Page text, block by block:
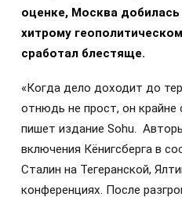
оценке, Москва добилась
хитрому
сработал блестяще.
«Когда дело доходит до
отнюдь не прост, он крайне
пишет издание Sohu.
включения Кёнигсберга в
Сталин на Тегеранской,
конференциях. После